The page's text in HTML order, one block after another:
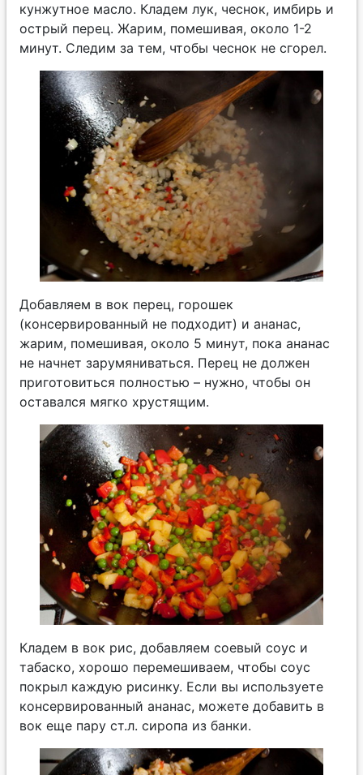
кунжутное масло. Кладем лук, чеснок, имбирь и
острый перец. Жарим, помешивая, около 1-2
минут. Следим за тем, чтобы чеснок не сгорел.
Добавляем в вок перец, горошек
(консервированный не подходит) и ананас,
жарим, помешивая, около 5 минут, пока ананас
не начнет зарумяниваться. Перец не должен
приготовиться полностью – нужно, чтобы он
оставался мягко хрустящим.
Кладем в вок рис, добавляем соевый соус и
табаско, хорошо перемешиваем, чтобы соус
покрыл каждую рисинку. Если вы используете
консервированный ананас, можете добавить в
вок еще пару ст.л. сиропа из банки.